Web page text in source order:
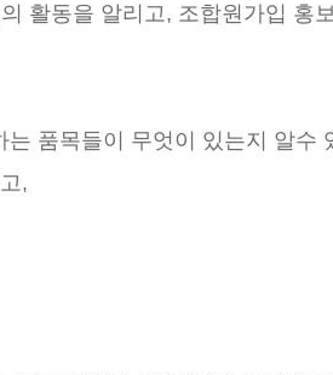
활동을 알리고, 조합원가입 홍
품목들이 무엇이 있는지 알수
,